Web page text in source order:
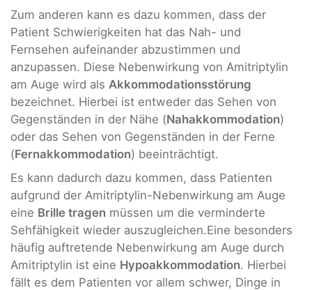
Zum anderen kann es dazu kommen, dass der
Patient Schwierigkeiten hat das Nah- und
Fernsehen aufeinander abzustimmen und
anzupassen. Diese Nebenwirkung von Amitriptylin
am Auge wird als Akkommodationsstörung
bezeichnet. Hierbei ist entweder das Sehen von
Gegenständen in der Nähe (Nahakkommodation)
oder das Sehen von Gegenständen in der Ferne
(Fernakkommodation) beeinträchtigt.
Es kann dadurch dazu kommen, dass Patienten
aufgrund der Amitriptylin-Nebenwirkung am Auge
eine Brille tragen müssen um die verminderte
Sehfähigkeit wieder auszugleichen.Eine besonders
häufig auftretende Nebenwirkung am Auge durch
Amitriptylin ist eine Hypoakkommodation. Hierbei
fällt es dem Patienten vor allem schwer, Dinge in